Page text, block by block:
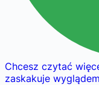
Chcesz czytać
zaskakuje